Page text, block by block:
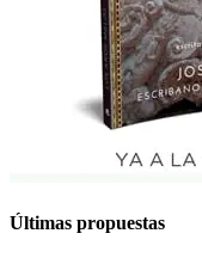
Últimas propuestas